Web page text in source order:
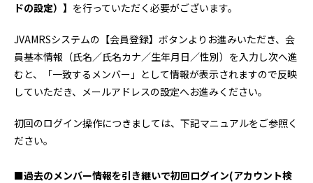
ドの設定）】 を行っていただく必要がございます。
JVAMRSシステムの【会員登録】ボタンよりお進みいただき、会
員基本情報（氏名／氏名カナ／生年月日／性別）を入力し次へ進
むと、「一致するメンバー」として情報が表示されますので反映
していただき、メールアドレスの設定へお進みください。
初回のログイン操作につきましては、下記マニュアルをご参照く
ださい。
■過去のメンバー情報を引き継いで初回ログイン(アカウント検